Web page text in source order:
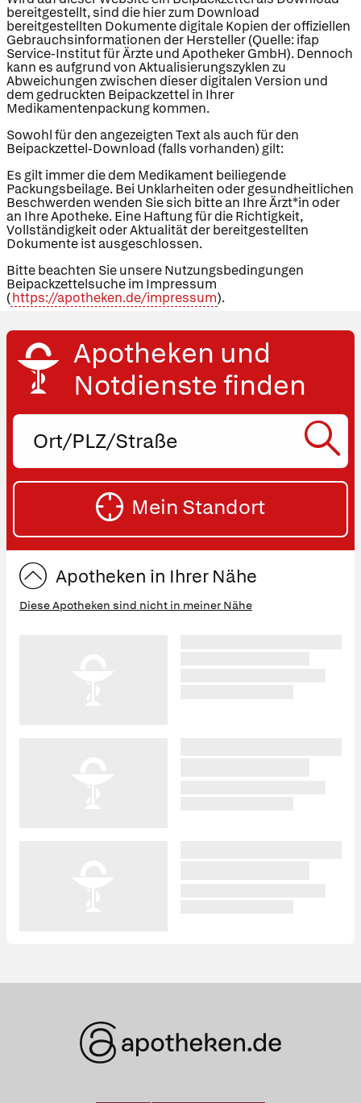
bereitgestellt, sind die hier zum Download
bereitgestellten Dokumente digitale Kopien der offiziellen
Gebrauchsinformationen der Hersteller (Quelle: ifap
Service-Institut für Ärzte und Apotheker GmbH). Dennoch
kann es aufgrund von Aktualisierungszyklen zu
Abweichungen zwischen dieser digitalen Version und
dem gedruckten Beipackzettel in Ihrer
Medikamentenpackung kommen.
Sowohl für den angezeigten Text als auch für den
Beipackzettel-Download (falls vorhanden) gilt:
Es gilt immer die dem Medikament beiliegende
Packungsbeilage. Bei Unklarheiten oder gesundheitlichen
Beschwerden wenden Sie sich bitte an Ihre Ärzt*in oder
an Ihre Apotheke. Eine Haftung für die Richtigkeit,
Vollständigkeit oder Aktualität der bereitgestellten
Dokumente ist ausgeschlossen.
Bitte beachten Sie unsere Nutzungsbedingungen
Beipackzettelsuche im Impressum
(https://apotheken.de/impressum).
Apotheken und
Notdienste finden
Ort,
oder
Straße
Mein Standort
Apotheken in Ihrer Nähe
Diese Apotheken sind nicht in meiner Nähe